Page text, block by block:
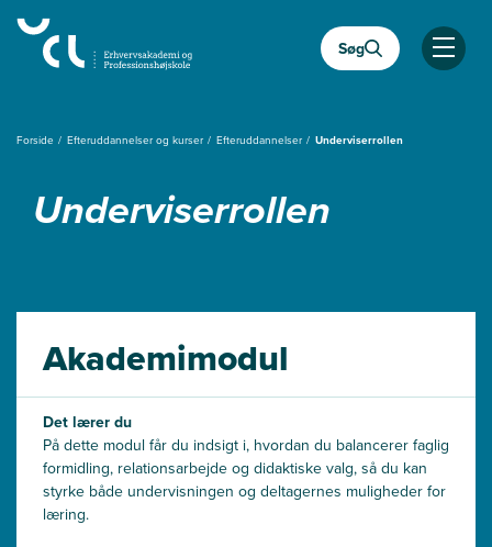
hovedindhold
Søg
Åben
Forside Efteruddannelser og kurser Efteruddannelser Underviserrollen
Underviserrollen
Akademimodul
Det lærer du
På dette modul får du indsigt i, hvordan du balancerer faglig
formidling, relationsarbejdeog didaktiske valg, så du kan
styrke både undervisningen og deltagernes muligheder for
læring.